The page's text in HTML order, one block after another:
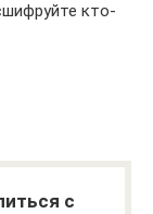
кто-
с